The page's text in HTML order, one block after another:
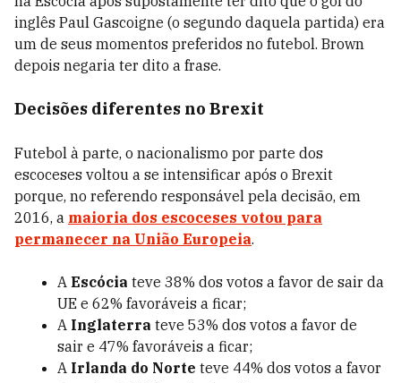
inglês Paul Gascoigne (o segundo daquela partida) era
um de seus momentos preferidos no futebol. Brown
depois negaria ter dito a frase.
Decisões diferentes no Brexit
Futebol à parte, o nacionalismo por parte dos
escoceses voltou a se intensificar após o Brexit
porque, no referendo responsável pela decisão, em
2016, a maioria dos escoceses votou para
permanecer na União Europeia.
A Escócia teve 38% dos votos a favor de sair da
UE e 62% favoráveis a ficar;
A Inglaterra teve 53% dos votos a favor de
sair e 47% favoráveis a ficar;
A Irlanda do Norte teve 44% dos votos a favor